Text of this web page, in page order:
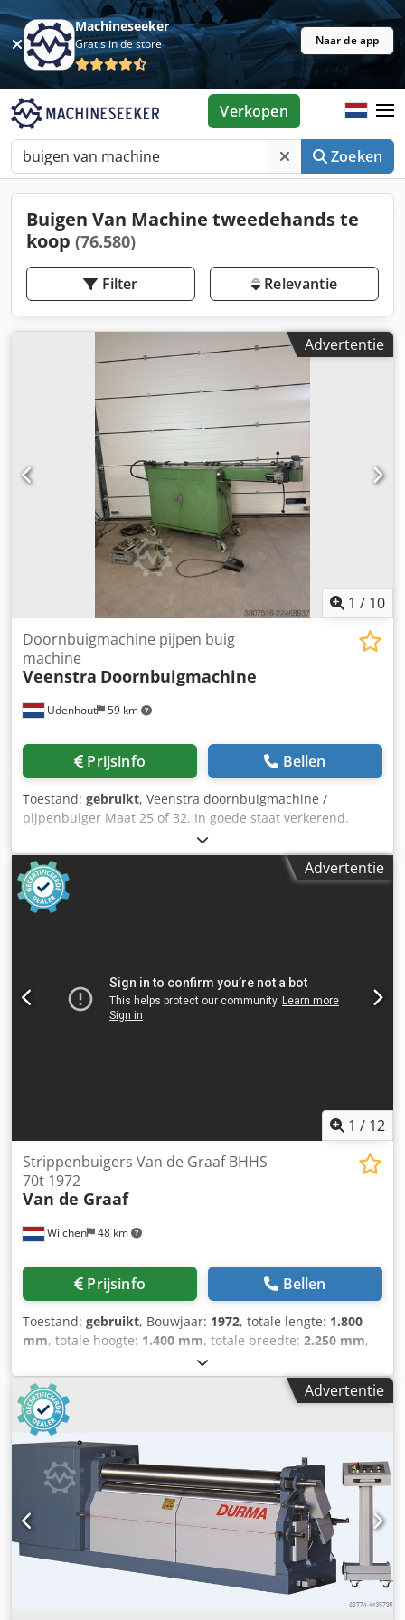
Machineseeker
Gratis in de store Naar de app
Zoeken
Verkopen
Buigen Van Machine tweedehands te
koop (76.580)
Filter Relevantie
Advertentie
1 / 10
Udenhout 59 km
Doornbuigmachine pijpen buig
machine
Veenstra Doornbuigmachine
Prijsinfo Bellen
Toestand: gebruikt, Veenstra doornbuigmachine /
pijpenbuiger Maat 25 of 32. In goede staat verkerend.
Altijd zelf mee gewerkt, nu overbodig geworden. Inclusief
diverse maten. Dcodpfx Aijzq Amlsxek
Advertentie
1 / 12
Wijchen 48 km
Strippenbuigers Van de Graaf BHHS
70t 1972
Van de Graaf
Prijsinfo Bellen
Toestand: gebruikt, Bouwjaar: 1972, totale lengte: 1.800
mm, totale hoogte: 1.400 mm, totale breedte: 2.250 mm,
Kleur: Groen Ledig gewicht: 2.000 kg Prijs: Op aanvraag
Dodpfezm N Rijx Aixjck - Bouwjaar: 1972 - Documentatie
aanwezig: Nee - CE certificaat aanwezig: Nee - Besturing:
Conventioneel - Transportafmetingen: 1800mm x 2250mm
x 1400mm (l x b x h) - Transportgewicht [kg]: 2000kg -
Transportcolli [st.]: 1 Financiële informatie BTW: De
getoonde prijs is exclusief BTW BTW/marge: BTW
verrekenbaar voor ondernemers Levering en inruil altijd
mogelijk van alles in de industriële sectoren Lukas van
Rossum
Advertentie